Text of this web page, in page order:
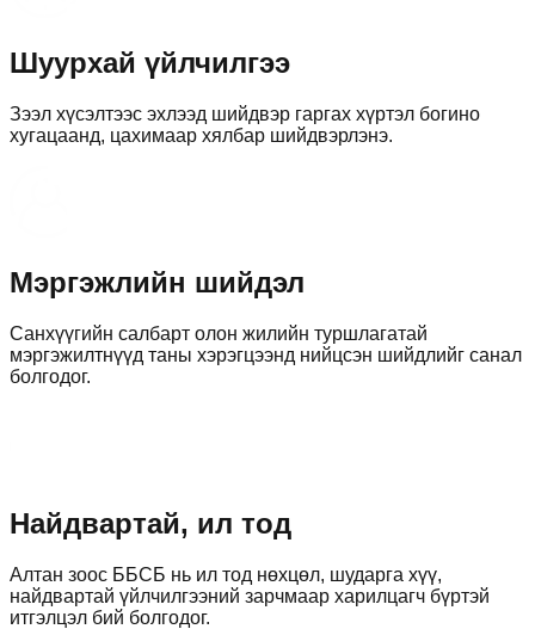
Шуурхай үйлчилгээ
Зээл хүсэлтээс эхлээд шийдвэр гаргах хүртэл богино
хугацаанд, цахимаар хялбар шийдвэрлэнэ.
Мэргэжлийн шийдэл
Санхүүгийн салбарт олон жилийн туршлагатай
мэргэжилтнүүд таны хэрэгцээнд нийцсэн шийдлийг санал
болгодог.
Найдвартай, ил тод
Алтан зоос ББСБ нь ил тод нөхцөл, шударга хүү,
найдвартай үйлчилгээний зарчмаар харилцагч бүртэй
итгэлцэл бий болгодог.